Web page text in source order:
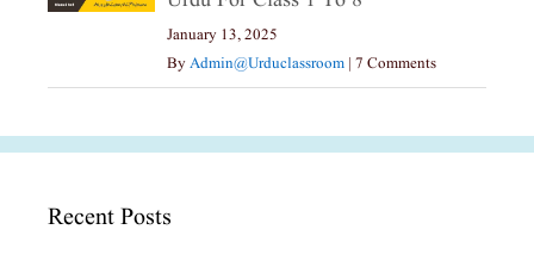
January 13, 2025
ByAdmin@urduclassroom | 7 Comments
Recent Posts